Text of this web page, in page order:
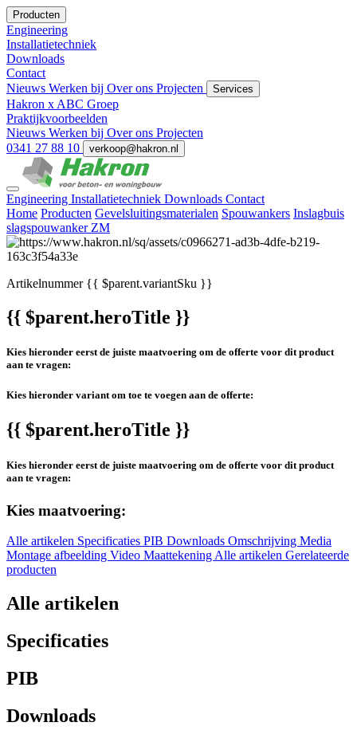
Producten
Engineering
Installatietechniek
Downloads
Contact
Nieuws Werken bij Over ons Projecten Services
Hakron x ABC Groep
Praktijkvoorbeelden
Nieuws Werken bij Over ons Projecten
0341 27 88 10
verkoop@hakron.nl
Engineering Installatietechniek Downloads Contact
Home Producten Gevelsluitingsmaterialen Spouwankers Inslagbuis
slagspouwanker ZM
Artikelnummer{{ $parent.variantSku }}
{{ $parent.heroTitle }}
Kies hieronder eerst de juiste maatvoering om de offerte voor dit product
aan te vragen:
Kies hieronder variant om toe te voegen aan de offerte:
{{ $parent.heroTitle }}
Kies hieronder eerst de juiste maatvoering om de offerte voor dit product
aan te vragen:
Kies maatvoering:
Alle artikelen Specificaties PIB Downloads Omschrijving Media
Montage afbeelding Video MaattekeningAlle artikelen Gerelateerde
producten
Alle artikelen
Specificaties
PIB
Downloads